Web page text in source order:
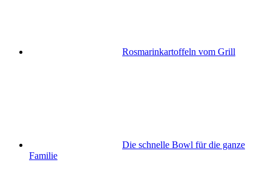
Rosmarinkartoffeln vom Grill
Die schnelle Bowl für die ganze
Familie